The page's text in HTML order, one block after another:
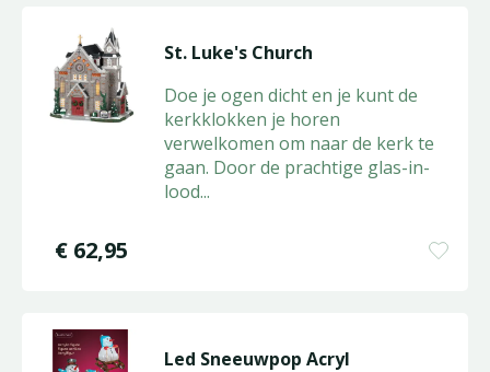
St. Luke's Church
Doe je ogen dicht en je kunt de
kerkklokken je horen
verwelkomen om naar de kerk te
gaan. Door de prachtige glas-in-
lood...
€ 62,95
Led Sneeuwpop Acryl